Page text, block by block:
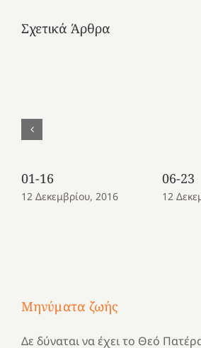
Σχετικά Άρθρα
01-16
12 Δεκεμβρίου, 2016
06-23
12
Μηνύματα ζωής
Δε δύναται να έχει το Θεό